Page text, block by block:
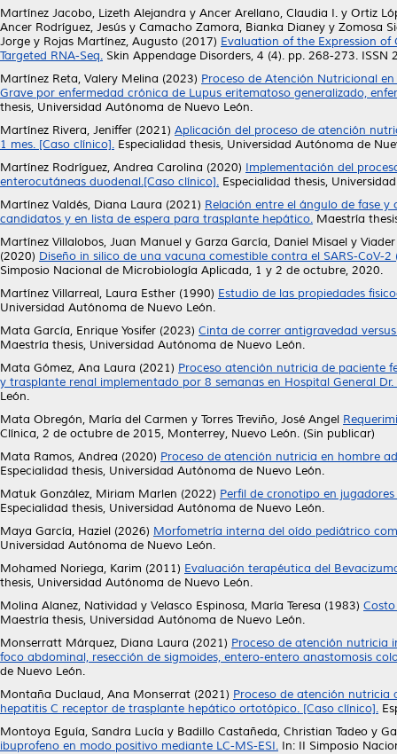
Martínez Jacobo, Lizeth Alejandra y Ancer Arellano, Claudia I. y Ortiz
Ancer Rodríguez, Jesús y Camacho Zamora, Bianka Dianey y Zomosa
Jorge y Rojas Martínez, Augusto (2017) Evaluation of the Expression
Targeted RNA-Seq. Skin Appendage Disorders, 4 (4). pp. 268-273. ISSN
Martínez Reta, Valery Melina (2023) Proceso de Atención Nutricional
Grave por enfermedad crónica de Lupus eritematoso generalizado,
thesis, Universidad Autónoma de Nuevo León.
Martínez Rivera, Jeniffer (2021) Aplicación del proceso de atención
1 mes. [Caso clínico]. Especialidad thesis, Universidad Autónoma de
Martínez Rodríguez, Andrea Carolina (2020) Implementación del
enterocutáneas duodenal.[Caso clínico]. Especialidad thesis,
Martínez Valdés, Diana Laura (2021) Relación entre el ángulo de fase
candidatos y en lista de espera para trasplante hepático. Maestría
Martínez Villalobos, Juan Manuel y Garza García, Daniel Misael y
(2020) Diseño in silico de una vacuna comestible contra el SARS-CoV-2
Simposio Nacional de Microbiología Aplicada, 1 y 2 de octubre, 2020.
Martínez Villarreal, Laura Esther (1990) Estudio de las propiedades
Universidad Autónoma de Nuevo León.
Mata García, Enrique Yosifer (2023) Cinta de correr antigravedad
Maestría thesis, Universidad Autónoma de Nuevo León.
Mata Gómez, Ana Laura (2021) Proceso atención nutricia de paciente
y trasplante renal implementado por 8 semanas en Hospital General
León.
Mata Obregón, María del Carmen y Torres Treviño, José Angel
Clínica, 2 de octubre de 2015, Monterrey, Nuevo León. (Sin publicar)
Mata Ramos, Andrea (2020) Proceso de atención nutricia en hombre
Especialidad thesis, Universidad Autónoma de Nuevo León.
Matuk González, Miriam Marlen (2022) Perfil de cronotipo en
Especialidad thesis, Universidad Autónoma de Nuevo León.
Maya García, Haziel (2026) Morfometría interna del oído pediátrico
Universidad Autónoma de Nuevo León.
Mohamed Noriega, Karim (2011) Evaluación terapéutica del
thesis, Universidad Autónoma de Nuevo León.
Molina Alanez, Natividad y Velasco Espinosa, María Teresa (1983)
Maestría thesis, Universidad Autónoma de Nuevo León.
Monserratt Márquez, Diana Laura (2021) Proceso de atención nutricia
foco abdominal, resección de sigmoides, entero-entero anastomosis
de Nuevo León.
Montaña Duclaud, Ana Monserrat (2021) Proceso de atención
hepatitis C receptor de trasplante hepático ortotópico. [Caso clínico].
Montoya Eguía, Sandra Lucía y Badillo Castañeda, Christian Tadeo y
ibuprofeno en modo positivo mediante LC-MS-ESI. In: II Simposio